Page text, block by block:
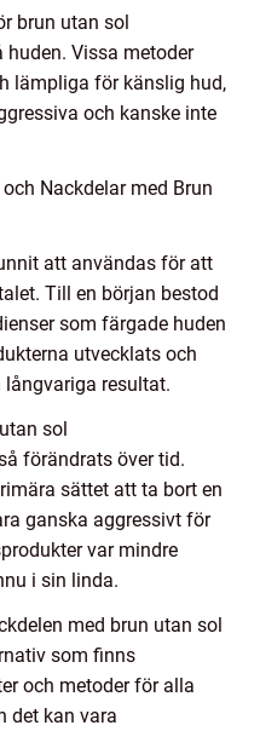
brun utan sol
Vissa metoder
lämpliga för känslig hud,
och kanske inte
Nackdelar med Brun
att användas för att
Till en början bestod
som färgade huden
utvecklats och
resultat.
sol
förändrats över tid.
sättet att ta bort en
ganska aggressivt för
var mindre
i sin linda.
med brun utan sol
som finns
och metoder för alla
det kan vara